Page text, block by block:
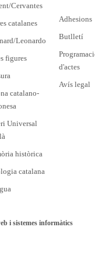
Cervantes
catalanes
Leonardo
figures
catalano-
Universal
històrica
catalana
Adhesions
Butlletí
d'actes
Avís legal
i sistemes informàtics